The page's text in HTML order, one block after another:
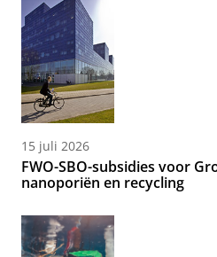
15 juli 2026
FWO-SBO-subsidies voor
nanoporiën en recycling